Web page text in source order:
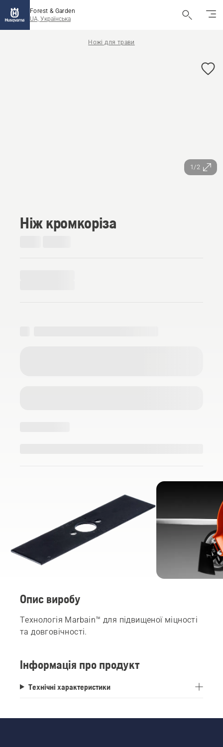
Forest & Garden
UA, Українська
Ножі для трави
1/2
Ніж кромкоріза
Опис виробу
Технологія Marbain™ для підвищеної міцності
та довговічності.
Інформація про продукт
Технічні характеристики